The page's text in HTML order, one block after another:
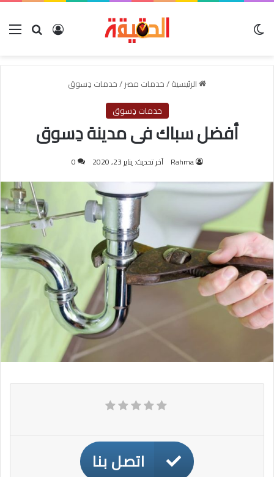
بحث عنتسجيل
الرئيسية/خدمات مصر/خدمات دِسوق
خدمات دِسوق
أفضل سباك فى مدينة دِسوق
Rahma آخر تحديث: يناير 23, 2020 0
اتصل بنا